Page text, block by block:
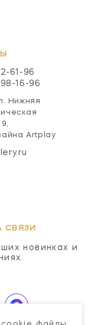
61-96
16-96
Нижняя
Artplay
СВЯЗИ
новинках и